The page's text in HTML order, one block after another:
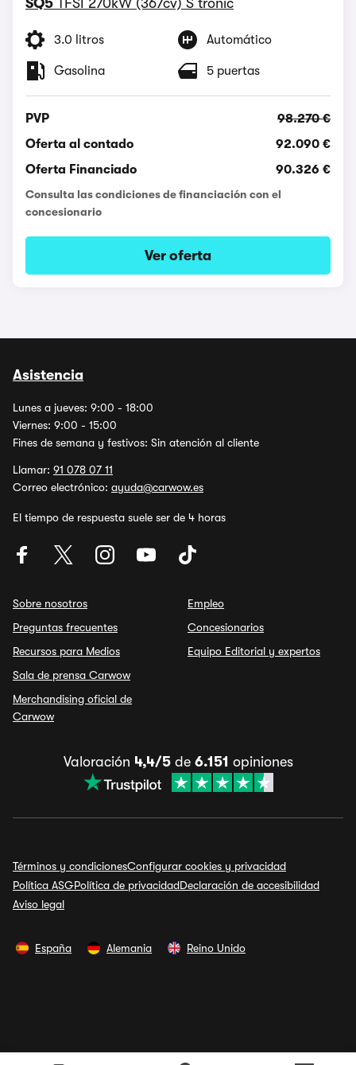
3.0 litros Automático
Gasolina 5 puertas
PVP
98.270 €
Oferta al contado
92.090 €
Oferta Financiado
90.326 €
Consulta las condiciones de financiación con el
concesionario
Ver oferta
Asistencia
Lunes a jueves: 9:00 - 18:00
Viernes: 9:00 - 15:00
Fines de semana y festivos: Sin atención al cliente
Llamar: 91 078 07 11
Correo electrónico: ayuda@carwow.es
El tiempo de respuesta suele ser de 4 horas
Sobre nosotros
Preguntas frecuentes
Recursos para Medios
Sala de prensa Carwow
Merchandising oficial de
Carwow
Empleo
Concesionarios
Equipo Editorial y expertos
Valoración 4,4/5de 6.151 opiniones
Términos y condicionesConfigurar cookies y privacidad
Política ASGPolítica de privacidadDeclaración de accesibilidad
Aviso legal
España Alemania Reino Unido